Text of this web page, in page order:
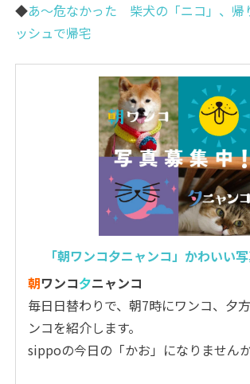
◆あ～危なかった 柴犬の「ニコ」、帰
ッシュで帰宅
「朝ワンコ夕ニャンコ」かわいい
朝ワンコ夕ニャンコ
毎日日替わりで、朝7時にワンコ、夕
ンコを紹介します。
sippoの今日の「かお」になりません